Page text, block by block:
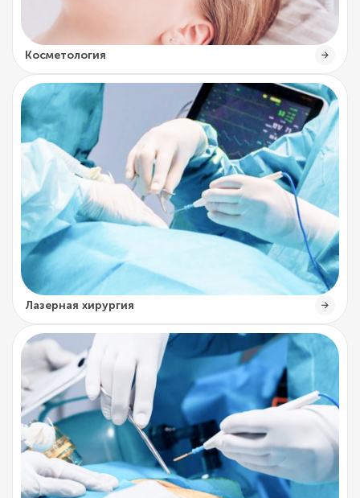
Косметология
Лазерная хирургия